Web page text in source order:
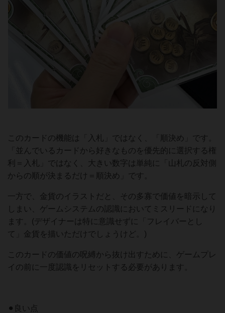
このカードの機能は「入札」ではなく、「順決め」です。
「並んでいるカードから好きなものを優先的に選択する権
利＝入札」ではなく、大きい数字は単純に「山札の反対側
からの順が決まるだけ＝順決め」です。
一方で、金貨のイラストだと、その多寡で価値を暗示して
しまい、ゲームシステムの認識においてミスリードになり
ます。(デザイナーは特に意識せずに「フレイバーとし
て」金貨を描いただけでしょうけど。)
このカードの価値の呪縛から抜け出すために、ゲームプレ
イの前に一度認識をリセットする必要があります。
⚫︎良い点